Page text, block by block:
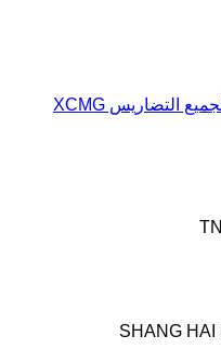
رافعة لجميع التضاريس XCMG
SHANG HAI